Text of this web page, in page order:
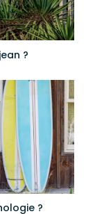
?
?